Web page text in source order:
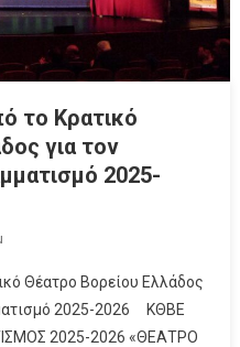
το Κρατικό
για τον
2025-
Θέατρο Βορείου Ελλάδος
2025-2026 ΚΘΒΕ
2025-2026 «ΘΕΑΤΡΟ